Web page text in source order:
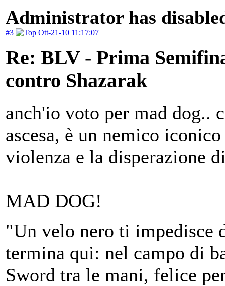
Administrator has
#3 Ott-21-10 11:17:07
Re: BLV - Prima
contro Shazarak
anch'io voto per mad dog..
ascesa, è un nemico
violenza e la disperazione
MAD DOG!
"Un velo nero ti impedisce
termina qui: nel campo di
Sword tra le mani, felice